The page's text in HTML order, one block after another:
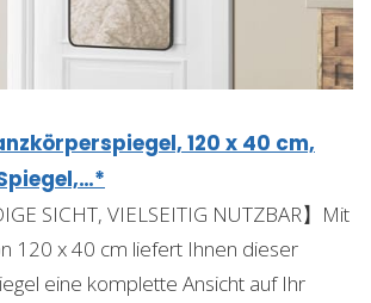
120 x 40 cm,
SICHT, VIELSEITIG NUTZBAR】Mit
120 x 40 cm liefert Ihnen dieser
eine komplette Ansicht auf Ihr